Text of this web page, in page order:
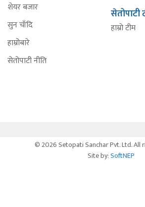
शेयर बजार
सुन चाँदि
हाम्रोबारे
सेतोपाटी नीति
सेतोपाटी
हाम्रो टीम
© 2026 Setopati Sanchar Pvt. Ltd. All
Site by:SoftNEP